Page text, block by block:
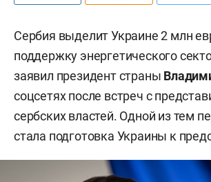
Сербия выделит Украине 2 млн
поддержку энергетического
заявил президент страны
соцсетях после встреч с
сербских властей. Одной из тем
стала подготовка Украины к